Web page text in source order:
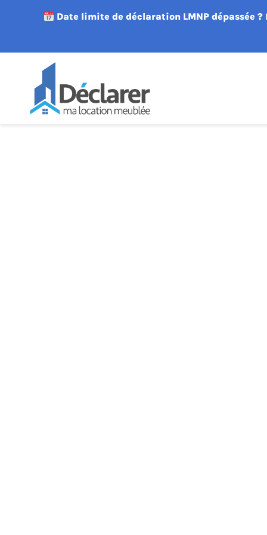
Date limite de déclaration LMNP dépassée ?